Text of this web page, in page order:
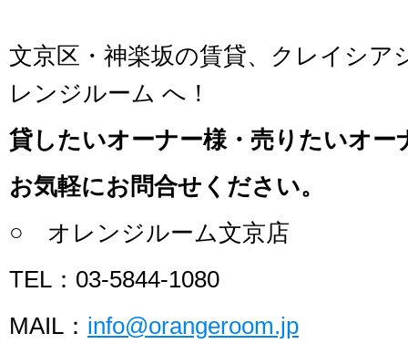
文京区・神楽坂の賃貸、クレイシア
レンジルーム へ！
貸したいオーナー様・売りたいオー
お気軽にお問合せください。
○ オレンジルーム文京店
TEL：03-5844-1080
MAIL： info@orangeroom.jp